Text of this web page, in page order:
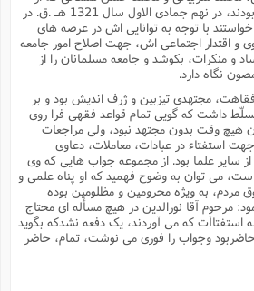
مراجع تقلید و فقیهان نجف بودند، در نهم جمادى الاول سال 1321 هـ .ق. در
خواستند با توجه به توانایى اش در عرصه هاى
و اقتدار اجتماعى اش، جهت اصلاح امور جامعه
منکرات، بکوشد و جامعه مسلمانان را از
نگاه دارد.
فقاهت، مجتهدى تیزبین و ژرف اندیش بود و بر
داشت که گویى تمام قواعد فقهى فرا روى
هیچ وقت بدون مجتهد نبود، ولى مراجعات
استفتاء در عبادات، معاملات، دعاوى
علما بود. از مجموعه جواب هایى که وى
مى توان به وضوح فهمید که او پناه علمى و
به ویژه محرومین و مظلومین بوده
مرحوم آقا نورالدین در هیچ مسأله اى محتاج
استفتاآت که مى آوردند، یک دفعه نشدکه بگوید
حاضربود وجواب را فورى مى نوشت، تمام، حاضر